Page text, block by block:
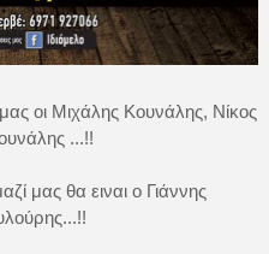
οι Μιχάλης Κουνάλης, Νίκος
...!!
μας θα ειναι ο Γιάννης